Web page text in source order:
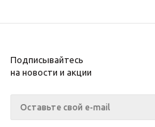
Подписывайтесь
на новости и акции